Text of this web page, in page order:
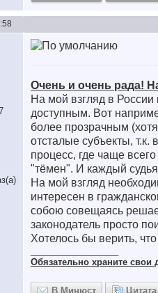
Очень и очень рада!
На мой взгляд в России
доступным. Вот
более прозрачным
отсталые субъекты,
процесс, где чаще
"тёмен". И каждый
На мой взгляд
интересен в
собою совещаясь
законодатель просто
Хотелось бы верить,
Обязательно храните cвои
В Минюст Цитата